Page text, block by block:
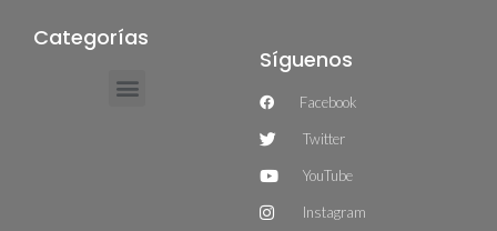
Categorías
Síguenos
Facebook
Twitter
YouTube
Instagram